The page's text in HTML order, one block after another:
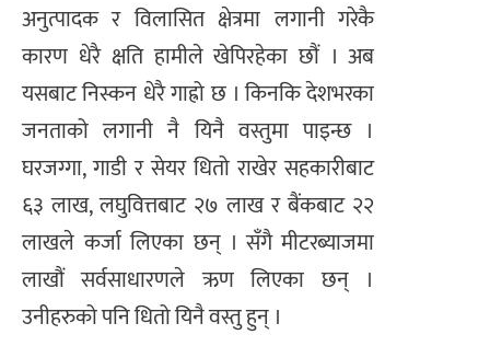
अनुत्पादक र विलासित क्षेत्रमा लगानी गरेकै
कारण धेरै क्षति हामीले खेपिरहेका छौं । अब
यसबाट निस्कन धेरै गाह्रो छ । किनकि देशभरका
जनताको लगानी नै यिनै वस्तुमा पाइन्छ ।
घरजग्गा, गाडी र सेयर धितो राखेर सहकारीबाट
६३ लाख, लघुवित्तबाट २७ लाख र बैंकबाट २२
लाखले कर्जा लिएका छन् । सँगै मीटरब्याजमा
लाखौं सर्वसाधारणले ऋण लिएका छन् ।
उनीहरुको पनि धितो यिनै वस्तु हुन् ।